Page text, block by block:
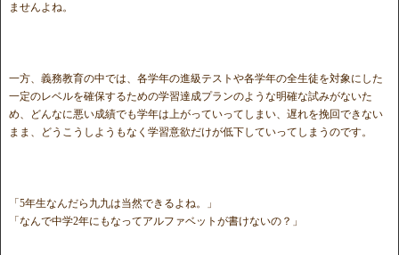
ませんよね。
一方、義務教育の中では、各学年の進級テストや各学年の全生徒を対象にした
一定のレベルを確保するための学習達成プランのような明確な試みがないた
め、どんなに悪い成績でも学年は上がっていってしまい、遅れを挽回できない
まま、どうこうしようもなく学習意欲だけが低下していってしまうのです。
「5年生なんだら九九は当然できるよね。」
「なんで中学2年にもなってアルファベットが書けないの？」